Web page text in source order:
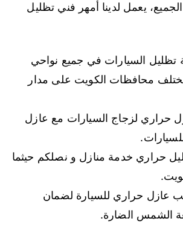
يعمل لدينا أمهر فني تظليل
السيارات في جميع نواحي
محافظات الكويت على مدار
حراري لزجاج السيارات مع عازل
حراري خدمة منازل و نصلكم حيثما
عازل حراري للسيارة لضمان
الشمس الضارة.